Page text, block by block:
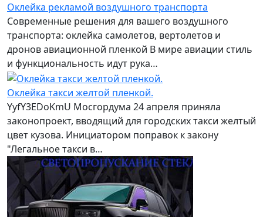
Оклейка рекламой воздушного транспорта
Современные решения для вашего воздушного
транспорта: оклейка самолетов, вертолетов и
дронов авиационной пленкой В мире авиации стиль
и функциональность идут рука…
Оклейка такси желтой пленкой.
YyfY3EDoKmU Мосгордума 24 апреля приняла
законопроект, вводящий для городских такси желтый
цвет кузова. Инициатором поправок к закону
"Легальное такси в…